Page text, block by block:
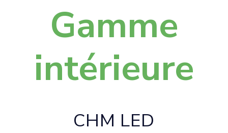
Gamme
intérieure
CHM LED